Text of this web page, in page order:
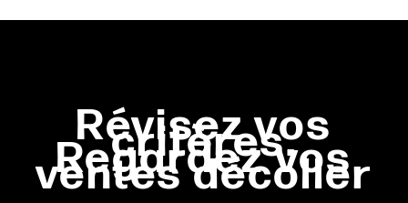
Révisez vos
critères.
Regardez vos
ventes décoller